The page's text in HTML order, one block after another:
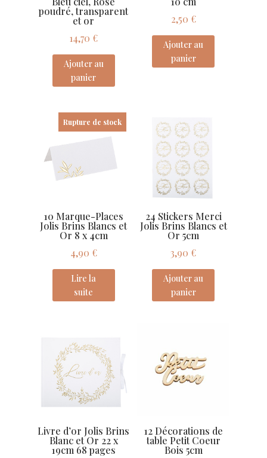
poudré, transparent
et or
14,70 €
Ajouter au
panier
2,50 €
Ajouter au
panier
Rupture de stock
10 Marque-Places
Jolis Brins Blancs et
Or 8 x 4cm
4,90 €
Lire la
suite
24 Stickers Merci
Jolis Brins Blancs et
Or 5cm
3,90 €
Ajouter au
panier
Livre d’or Jolis Brins
Blanc et Or 22 x
19cm 68 pages
12 Décorations de
table Petit Coeur
Bois 5cm